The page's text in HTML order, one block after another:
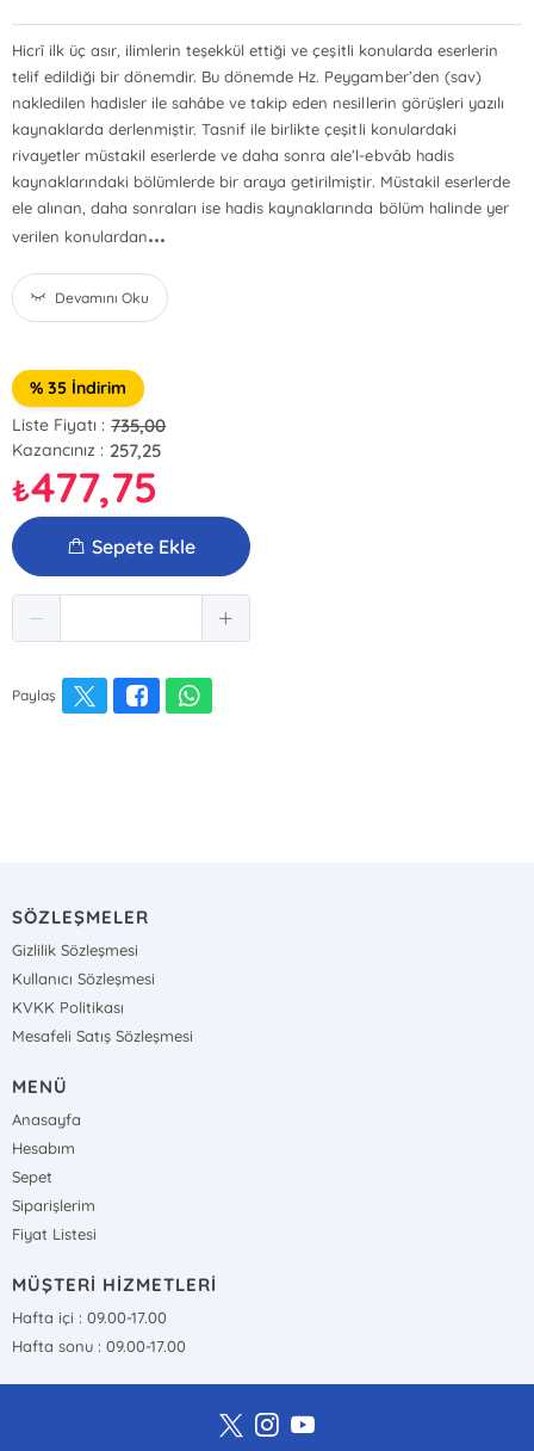
Hicrî ilk üç asır, ilimlerin teşekkül ettiği ve çeşitli konularda eserlerin
telif edildiği bir dönemdir. Bu dönemde Hz. Peygamber’den (sav)
nakledilen hadisler ile sahâbe ve takip eden nesillerin görüşleri yazılı
kaynaklarda derlenmiştir. Tasnif ile birlikte çeşitli konulardaki
rivayetler müstakil eserlerde ve daha sonra ale’l-ebvâb hadis
kaynaklarındaki bölümlerde bir araya getirilmiştir. Müstakil eserlerde
ele alınan, daha sonraları ise hadis kaynaklarında bölüm halinde yer
verilen konulardan...
Devamını Oku
% 35 İndirim
Liste Fiyatı : 735,00
Kazancınız : 257,25
₺477,75
Sepete Ekle
Paylaş
SÖZLEŞMELER
Gizlilik Sözleşmesi
Kullanıcı Sözleşmesi
KVKK Politikası
Mesafeli Satış Sözleşmesi
MENÜ
Anasayfa
Hesabım
Sepet
Siparişlerim
Fiyat Listesi
MÜŞTERİ HİZMETLERİ
Hafta içi : 09.00-17.00
Hafta sonu : 09.00-17.00